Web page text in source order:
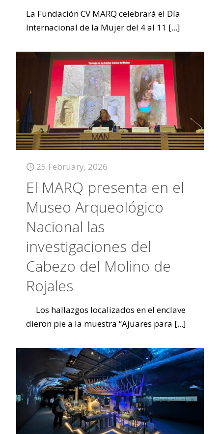
La Fundación CV MARQ celebrará el Día
Internacional de la Mujer del 4 al 11 [...]
25 February, 2026
El MARQ presenta en el
Museo Arqueológico
Nacional las
investigaciones del
Cabezo del Molino de
Rojales
Los hallazgos localizados en el enclave
dieron pie a la muestra “Ajuares para [...]